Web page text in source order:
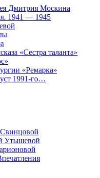
Дмитрия Москина
1941 — 1945
«Сестра таланта»
«Ремарка»
1991-го…
Утышевой